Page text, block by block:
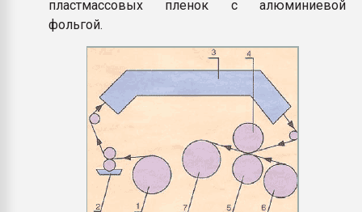
пластмассовых пленок с алюминиевой
фольгой.